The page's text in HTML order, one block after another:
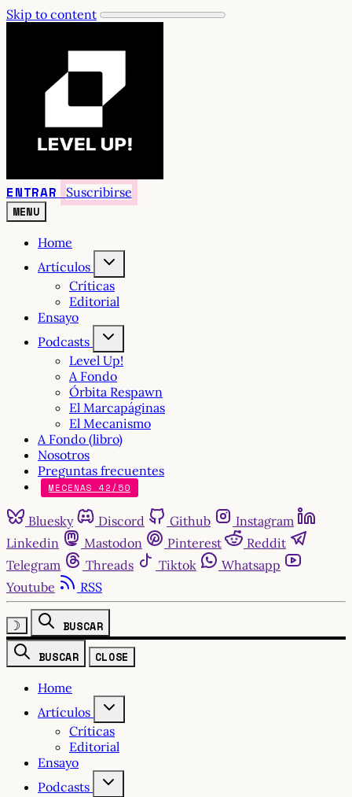
Skip to content
ENTRAR
Suscribirse
MENU
Home
Artículos
Críticas
Editorial
Ensayo
Podcasts
Level Up!
A Fondo
Órbita Respawn
El Marcapáginas
El Mecanismo
A Fondo (libro)
Nosotros
Preguntas frecuentes
MECENAS 42/50
Bluesky Discord Github
Instagram
Linkedin
Mastodon Pinterest
Reddit
Telegram
Threads Tiktok
Whatsapp
Youtube
RSS
☽
BUSCAR
BUSCAR
CLOSE
Home
Artículos
Críticas
Editorial
Ensayo
Podcasts